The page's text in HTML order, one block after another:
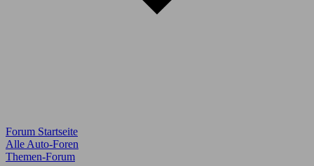
Forum Startseite
Alle Auto-Foren
Themen-Forum